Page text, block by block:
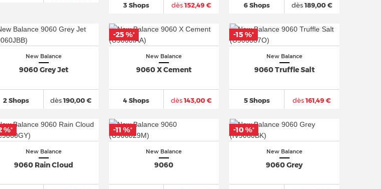
3 Shops dès152,49 € 6 Shops dès189,00 €
New Balance
9060 Grey Jet
2 Shops dès190,00 €
New Balance
9060 X Cement
4 Shops dès143,00 €
-25 %*
New Balance
9060 Truffle Salt
5 Shops dès161,49 €
-15 %*
New Balance
9060 Rain Cloud
%*
New Balance
9060
-11 %*
New Balance
9060 Grey
-10 %*